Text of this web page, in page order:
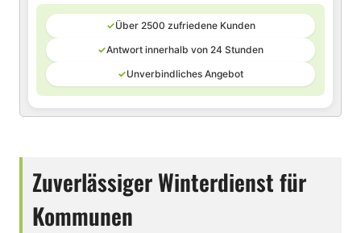
✓Über 2500 zufriedene Kunden
✓Antwort innerhalb von 24 Stunden
✓Unverbindliches Angebot
Zuverlässiger Winterdienst für
Kommunen